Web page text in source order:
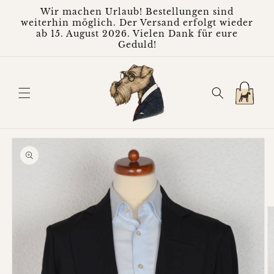
Inhalt
Wir machen Urlaub! Bestellungen sind
weiterhin möglich. Der Versand erfolgt wieder
ab 15. August 2026. Vielen Dank für eure
Geduld!
Warenkorb